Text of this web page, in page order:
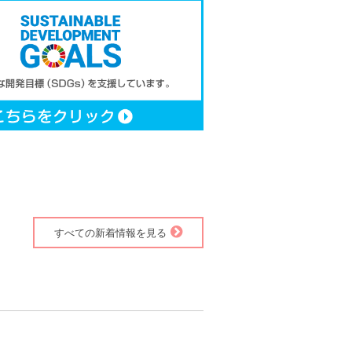
すべての新着情報を見る